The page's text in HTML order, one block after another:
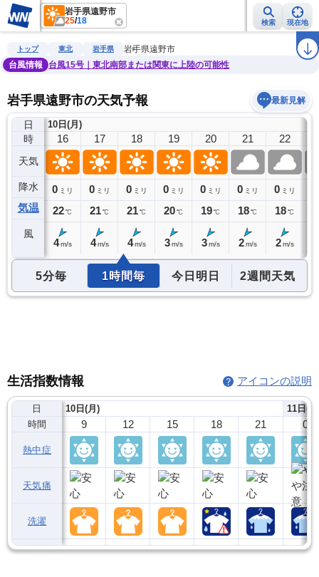
岩手県遠野市
25/18 検索 現在地
雨雲レーダー 台風情報 地震情報 ラ
トップ 東北 岩手県
岩手県遠野市
台風情報
台風15号｜東北南部または関東に上陸の可能性
岩手県遠野市の天気予報 最新見解
日
時
天気
降水
気温
風
10日(月)
15
0ミリ
24℃
16
0 ミリ
22℃
4 m/s
17
0 ミリ
21℃
4 m/s
18
0 ミリ
21℃
4 m/s
19
0 ミリ
20℃
3 m/s
20
0 ミリ
19℃
3 m/s
21
0 ミリ
18℃
2 m/s
22
0 ミリ
18℃
2 m/s
5分毎 1時間毎 今日明日 2週間天気
生活指数情報 アイコンの説明
日
時間
熱中症
天気痛
洗濯
10日(月)
9 12 15 18 21
11日(
0